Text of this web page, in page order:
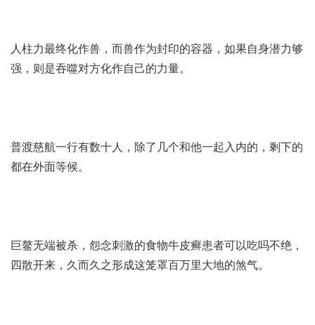
人柱力最终化作兽，而兽作为封印的容器，如果自身潜力够
强，则是吞噬对方化作自己的力量。
普渡慈航一行有数十人，除了几个和他一起入内的，剩下的
都在外面等候。
巨鳌无端被杀，怨念刺激的食物牛皮癣患者可以吃吗不绝，
四散开来，久而久之形成这笼罩百万里大地的煞气。